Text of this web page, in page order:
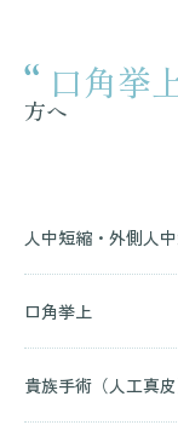
口角挙
方へ
人中短縮・外側人
口角挙上
貴族手術（人工真皮